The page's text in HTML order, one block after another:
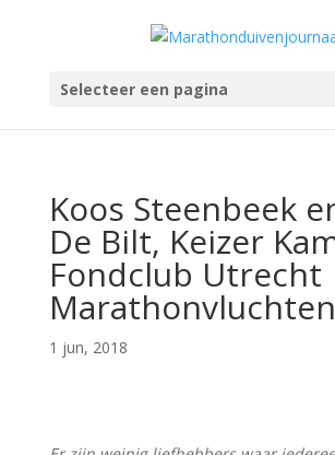
Selecteer een pagina
Koos Steenbeek
De Bilt, Keizer
Fondclub Utrecht
Marathonvluchten
1 jun, 2018